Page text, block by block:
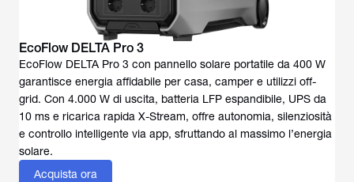
EcoFlow DELTA Pro 3
EcoFlow DELTA Pro 3 con pannello solare portatile da 400 W
garantisce energia affidabile per casa, camper e utilizzi off-
grid. Con 4.000 W di uscita, batteria LFP espandibile, UPS da
10 ms e ricarica rapida X-Stream, offre autonomia, silenziosità
e controllo intelligente via app, sfruttando al massimo l’energia
solare.
Acquista ora